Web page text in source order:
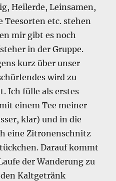
Heilerde, Leinsamen,
Teesorten etc. stehen
mir gibt es noch
in der Gruppe.
kurz über unser
wird zu
Ich fülle als erstes
einem Tee meiner
klar) und in die
eine Zitronenschnitz
Darauf kommt
der Wanderung zu
Kaltgetränk